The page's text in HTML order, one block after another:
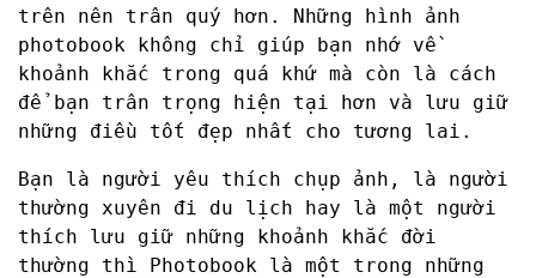
trên nên trân quý hơn. Những hình ảnh
photobook không chỉ giúp bạn nhớ về
khoảnh khắc trong quá khứ mà còn là cách
để bạn trân trọng hiện tại hơn và lưu giữ
những điều tốt đẹp nhất cho tương lai.
Bạn là người yêu thích chụp ảnh, là người
thường xuyên đi du lịch hay là một người
thích lưu giữ những khoảnh khắc đời
thường thì Photobook là một trong những